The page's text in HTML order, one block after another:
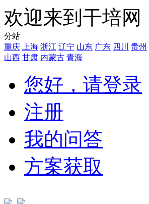
欢迎来到干培
分站
重庆
上海 浙江 辽宁 山东 广东 四川 贵州
山西 甘肃 内蒙古 青海
您好，请登录
注册
我的问答
方案获取